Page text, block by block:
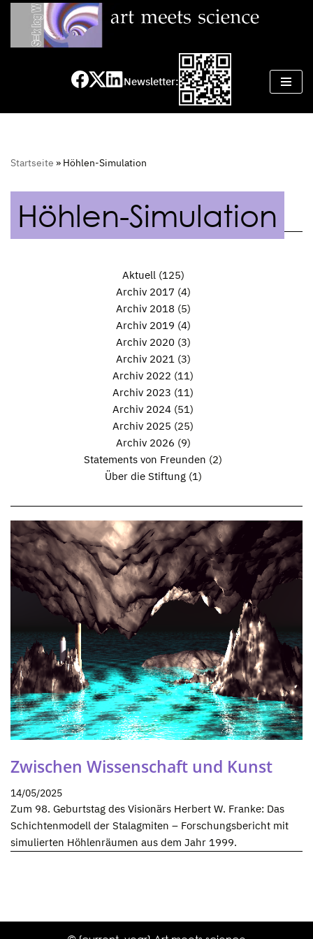
Zum
Newsletter:
Startseite » Höhlen-Simulation
Höhlen-Simulation
Aktuell(125)
Archiv 2017 (4)
Archiv 2018 (5)
Archiv 2019 (4)
Archiv 2020 (3)
Archiv 2021(3)
Archiv 2022 (11)
Archiv 2023 (11)
Archiv 2024 (51)
Archiv 2025 (25)
Archiv 2026 (9)
Statements von Freunden (2)
Über die Stiftung(1)
Zwischen Wissenschaft und Kunst
14/05/2025
Zum 98. Geburtstag des Visionärs Herbert W. Franke: Das
Schichtenmodell der Stalagmiten – Forschungsbericht mit
simulierten Höhlenräumen aus dem Jahr 1999.